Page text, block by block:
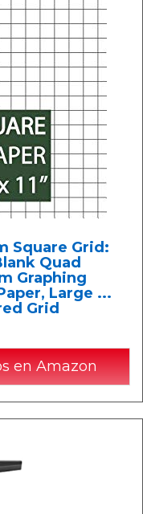
Square Grid:
Quad
Graphing
Large ...
Grid
en Amazon